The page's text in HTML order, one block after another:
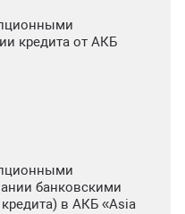
кредита от АКБ
банковскими
в АКБ «Asia